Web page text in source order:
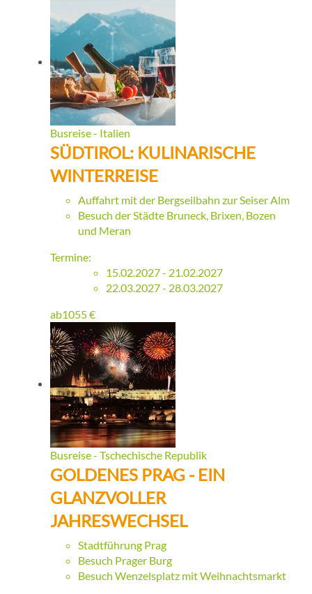
Busreise - Italien
SÜDTIROL: KULINARISCHE
WINTERREISE
Auffahrt mit der Bergseilbahn zur Seiser Alm
Besuch der Städte Bruneck, Brixen, Bozen
und Meran
Termine:
15.02.2027 - 21.02.2027
22.03.2027 - 28.03.2027
ab1055€
Busreise - Tschechische Republik
GOLDENES PRAG - EIN
GLANZVOLLER
JAHRESWECHSEL
Stadtführung Prag
Besuch Prager Burg
Besuch Wenzelsplatz mit Weihnachtsmarkt